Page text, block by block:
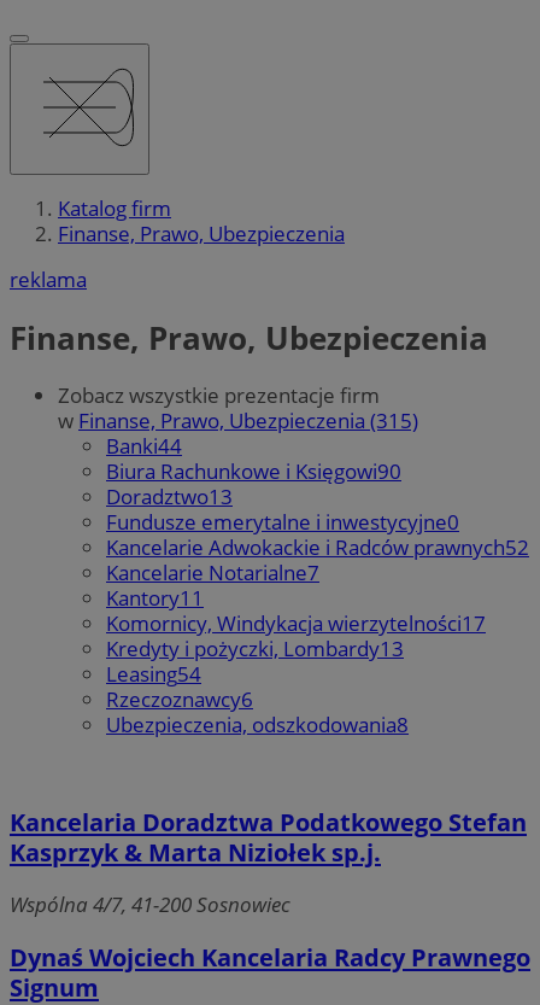
Katalog firm
Finanse, Prawo, Ubezpieczenia
reklama
Finanse, Prawo, Ubezpieczenia
Zobacz wszystkie prezentacje firm
w Finanse, Prawo, Ubezpieczenia (315)
Banki44
Biura Rachunkowe i Księgowi90
Doradztwo13
Fundusze emerytalne i inwestycyjne0
Kancelarie Adwokackie i Radców prawnych52
Kancelarie Notarialne7
Kantory11
Komornicy, Windykacja wierzytelności17
Kredyty i pożyczki, Lombardy13
Leasing54
Rzeczoznawcy6
Ubezpieczenia, odszkodowania8
Kancelaria Doradztwa Podatkowego Stefan
Kasprzyk & Marta Niziołek sp.j.
Wspólna 4/7, 41-200 Sosnowiec
Dynaś Wojciech Kancelaria Radcy Prawnego
Signum